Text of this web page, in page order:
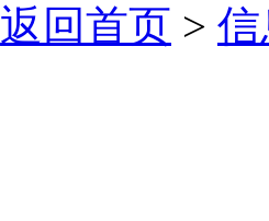
返回首页 >